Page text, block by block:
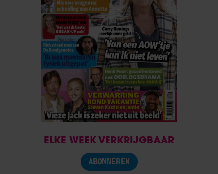
ELKE WEEK VERKRIJGBAAR
ABONNEREN